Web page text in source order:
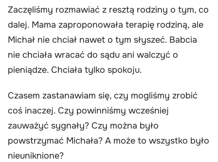
Zaczęliśmy rozmawiać z resztą rodziny o tym, co
dalej. Mama zaproponowała terapię rodziną, ale
Michał nie chciał nawet o tym słyszeć. Babcia
nie chciała wracać do sądu ani walczyć o
pieniądze. Chciała tylko spokoju.
Czasem zastanawiam się, czy mogliśmy zrobić
coś inaczej. Czy powinniśmy wcześniej
zauważyć sygnały? Czy można było
powstrzymać Michała? A może to wszystko było
nieuniknione?